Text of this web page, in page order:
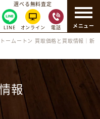
メニュー
選べる無料査定
LINE オンライン 電話
ームートン 買取価格と買取情報｜新
報